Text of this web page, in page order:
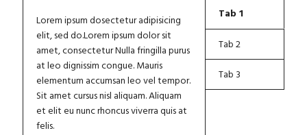
Tab 1
Tab 2
Tab 3
Lorem ipsum dosectetur adipisicing
elit, sed do.Lorem ipsum dolor sit
amet, consectetur Nulla fringilla purus
at leo dignissim congue. Mauris
elementum accumsan leo vel tempor.
Sit amet cursus nisl aliquam. Aliquam
et elit eu nunc rhoncus viverra quis at
felis.